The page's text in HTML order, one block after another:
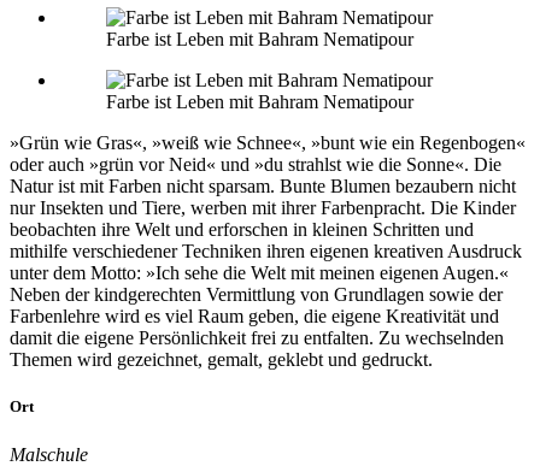
Farbe ist Leben mit Bahram Nematipour
Farbe ist Leben mit Bahram Nematipour
»Grün wie Gras«, »weiß wie Schnee«, »bunt wie ein Regenbogen«
oder auch »grün vor Neid« und »du strahlst wie die Sonne«. Die
Natur ist mit Farben nicht sparsam. Bunte Blumen bezaubern nicht
nur Insekten und Tiere, werben mit ihrer Farbenpracht. Die Kinder
beobachten ihre Welt und erforschen in kleinen Schritten und
mithilfe verschiedener Techniken ihren eigenen kreativen Ausdruck
unter dem Motto: »Ich sehe die Welt mit meinen eigenen Augen.«
Neben der kindgerechten Vermittlung von Grundlagen sowie der
Farbenlehre wird es viel Raum geben, die eigene Kreativität und
damit die eigene Persönlichkeit frei zu entfalten. Zu wechselnden
Themen wird gezeichnet, gemalt, geklebt und gedruckt.
Ort
Malschule